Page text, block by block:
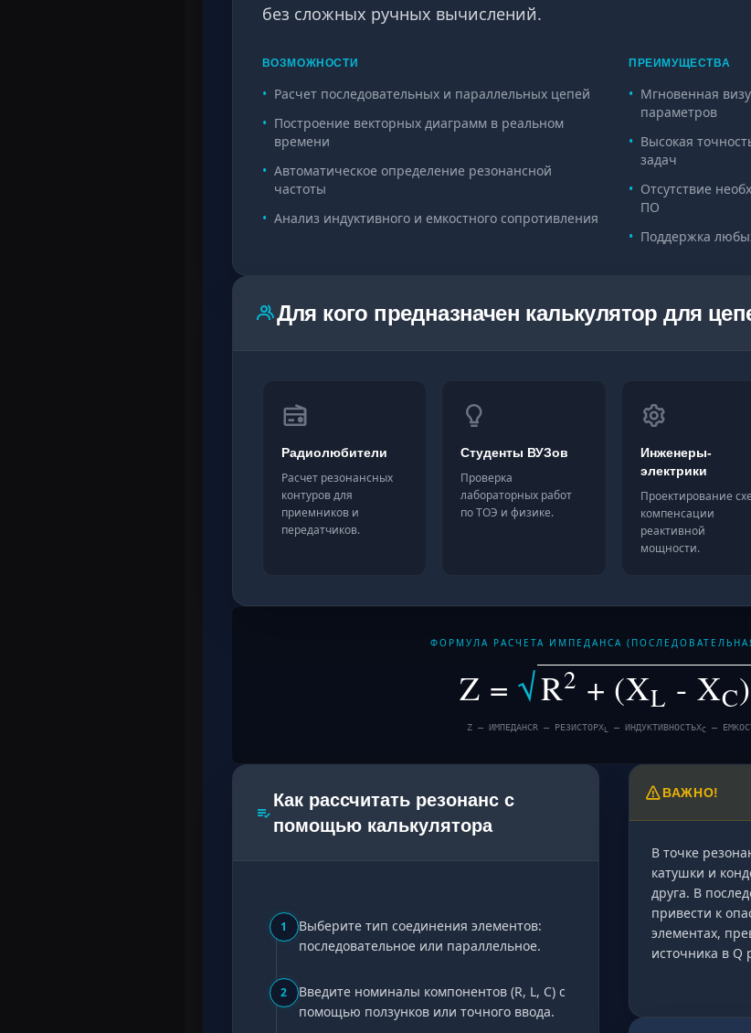
без сложных ручных вычислений.
ВОЗМОЖНОСТИ
• Расчет последовательных и параллельных цепей
• Построение векторных диаграмм в реальном
времени
• Автоматическое определение резонансной
частоты
• Анализ индуктивного и емкостного сопротивления
ПРЕИМУЩЕСТВА
• Мгновенная
параметров
• Высокая
задач
• Отсутствие
ПО
• Поддержка
Для кого предназначен калькулятор для
Радиолюбители
Расчет резонансных
контуров для
приемников и
передатчиков.
Студенты ВУЗов
Проверка
лабораторных работ
по ТОЭ и физике.
Инженеры-
электрики
Проектирование
компенсации
реактивной
мощности.
ФОРМУЛА РАСЧЕТА ИМПЕДАНСА
Z =√R2 + (XL - XC)
Z — ИМПЕДАНСR — РЕЗИСТОРXL — ИНДУКТИВНОСТЬXC —
Как рассчитать резонанс с
помощью калькулятора
1
Выберите тип соединения элементов:
последовательное или параллельное.
2
Введите номиналы компонентов (R, L, C) с
помощью ползунков или точного ввода.
ВАЖНО!
В точке
катушки и
друга. В
привести к
элементах,
источника в Q